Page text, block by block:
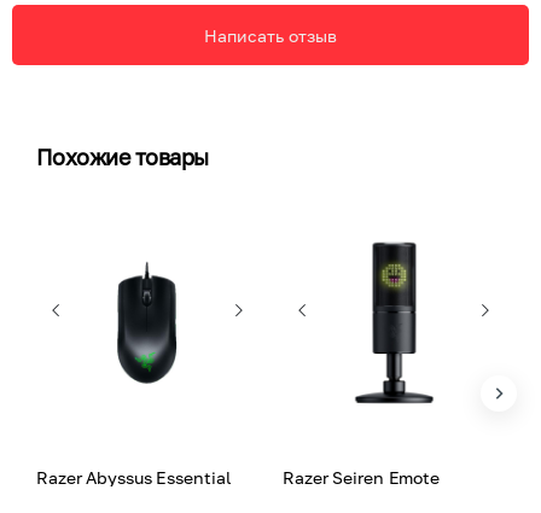
Написать отзыв
Похожие товары
Razer Abyssus Essential Razer Seiren Emote